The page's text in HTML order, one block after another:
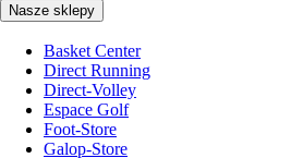
Nasze sklepy
Basket Center
Direct Running
Direct-Volley
Espace Golf
Foot-Store
Galop-Store